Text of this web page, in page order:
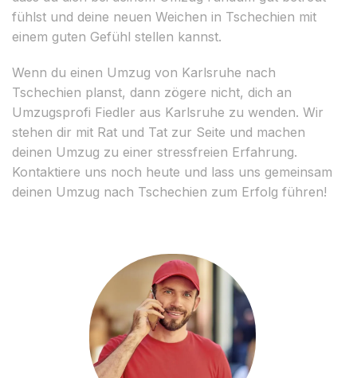
fühlst und deine neuen Weichen in Tschechien mit
einem guten Gefühl stellen kannst.
Wenn du einen Umzug von Karlsruhe nach
Tschechien planst, dann zögere nicht, dich an
Umzugsprofi Fiedler aus Karlsruhe zu wenden. Wir
stehen dir mit Rat und Tat zur Seite und machen
deinen Umzug zu einer stressfreien Erfahrung.
Kontaktiere uns noch heute und lass uns gemeinsam
deinen Umzug nach Tschechien zum Erfolg führen!